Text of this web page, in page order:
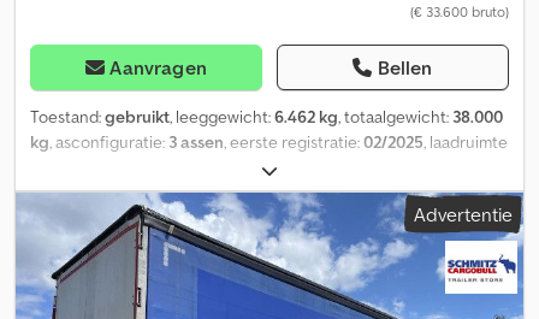
(€ 33.600 bruto)
Aanvragen Bellen
Toestand:gebruikt, leeggewicht:6.462 kg, totaalgewicht: 38.000
kg, asconfiguratie: 3 assen, eerste registratie:02/2025, laadruimte
, laadruimtebreedte:
laadruimtehoogte:2.780 mm, laadruimte inhoud:93 m³,
ophanging:lucht, bandenmaten:385/65 R22,5 , kleur:rood,
Bouwjaar:2025, Uitrusting:ABS , Leeggewicht: 6462 kg, maximaal
toegestaan totaalgewicht: 38000 kg, ladingzekering met
certificaat, laadruimte (L x B x H): 13.620 mm x 2.480 mm x 2.780
Advertentie